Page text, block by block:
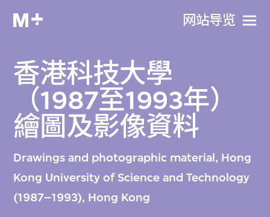
网站导览
香港科技大學
（1987至1993年）
繪圖及影像資料
Drawings and photographic material, Hong
Kong University of Science and Technology
(1987–1993), Hong Kong